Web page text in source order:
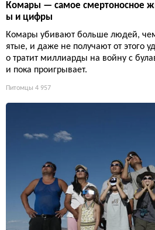
Комары — самое смертоносное
ы и цифры
Комары убивают больше людей,
ятые, и даже не получают от этого
о тратит миллиарды на войну с
и пока проигрывает.
Питомцы 4 957